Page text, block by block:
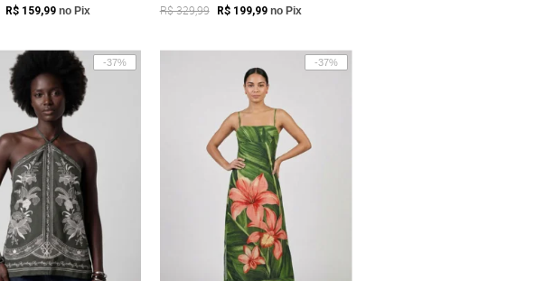
R$ 159,99 no Pix R$ 329,99 R$ 199,99 no Pix
-37% -37%